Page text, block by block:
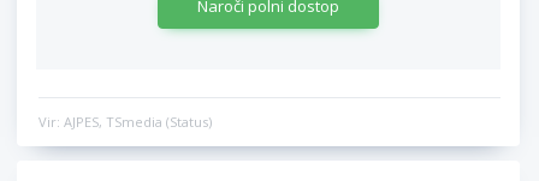
Naroči polni dostop
Vir: AJPES, TSmedia (Status)